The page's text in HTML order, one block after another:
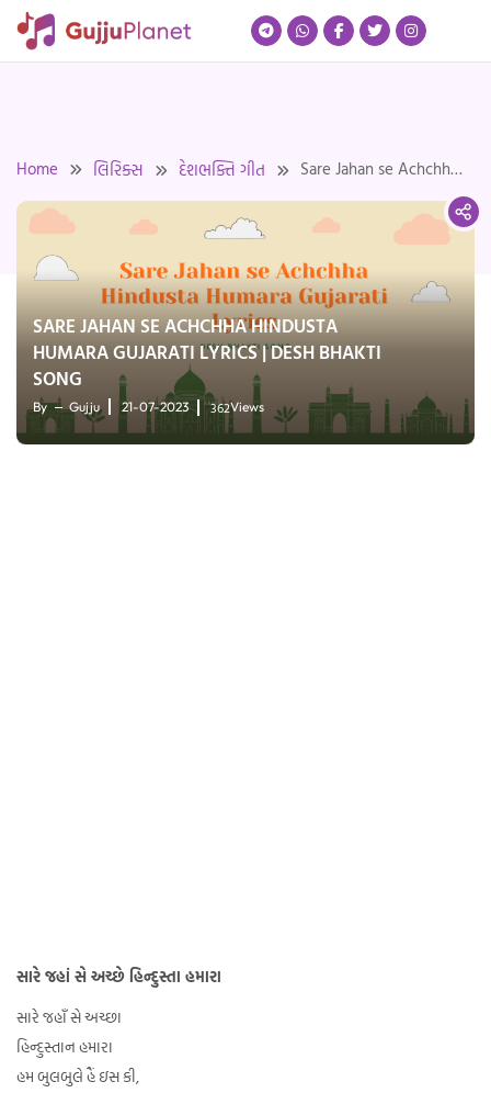
Skip
Home લિરિક્સ દેશભક્તિ ગીત
Sare Jahan se Achchha
Hindusta Humara
Gujarati Lyrics | Desh
SARE JAHAN SE ACHCHHA HINDUSTA
HUMARA GUJARATI LYRICS | DESH BHAKTI
SONG
By Gujju 21-07-2023 362Views
સારે જહાં સે અચ્છે હિન્દુસ્તા હમારા
સારે જહાઁ સે અચ્છા
હિન્દુસ્તાન હમારા
હમ બુલબુલે હૈં ઇસ કી,